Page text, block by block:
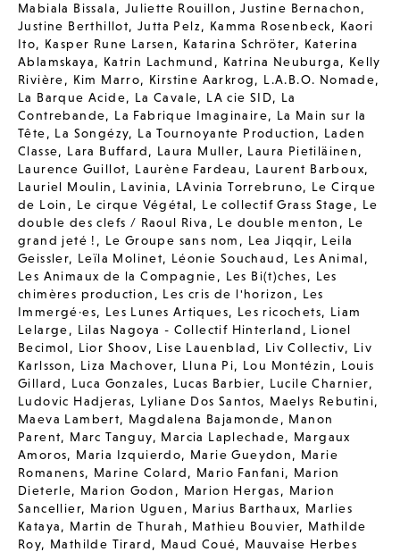
Mabiala Bissala, Juliette Rouillon ,Justine Bernachon,
Justine Berthillot,Jutta Pelz, Kamma Rosenbeck, Kaori
Ito, Kasper Rune Larsen, Katarina Schröter, Katerina
Ablamskaya, Katrin Lachmund , Katrina Neuburga, Kelly
Rivière, Kim Marro, Kirstine Aarkrog, L.A.B.O. Nomade,
La Barque Acide, La Cavale, LA cie SID, La
Contrebande, La Fabrique Imaginaire, La Main sur la
Tête, La Songézy, La Tournoyante Production, Laden
Classe, Lara Buffard, Laura Muller, Laura Pietiläinen,
Laurence Guillot, Laurène Fardeau, Laurent Barboux,
Lauriel Moulin , Lavinia, LAvinia Torrebruno, Le Cirque
de Loin , Le cirque Végétal, Le collectif Grass Stage, Le
double des clefs / Raoul Riva , Le double menton , Le
grand jeté ! , Le Groupe sans nom , Lea Jiqqir, Leila
Geissler, Leïla Molinet, Léonie Souchaud, Les Animal,
Les Animaux de la Compagnie, Les Bi(t)ches, Les
chimères production , Les cris de l'horizon , Les
Immergé·es, Les Lunes Artiques, Les ricochets, Liam
Lelarge, Lilas Nagoya - Collectif Hinterland , Lionel
Becimol, Lior Shoov, Lise Lauenblad, Liv Collectiv, Liv
Karlsson, Liza Machover, Lluna Pi, Lou Montézin , Louis
Gillard , Luca Gonzales, Lucas Barbier, Lucile Charnier,
Ludovic Hadjeras, Lyliane Dos Santos, Maelys Rebutini,
Maeva Lambert, Magdalena Bajamonde, Manon
Parent, Marc Tanguy, Marcia Laplechade, Margaux
Amoros, Maria Izquierdo, Marie Gueydon, Marie
Romanens, Marine Colard, Mario Fanfani, Marion
Dieterle, Marion Godon , Marion Hergas, Marion
Sancellier, Marion Uguen , Marius Barthaux, Marlies
Kataya, Martin de Thurah , Mathieu Bouvier, Mathilde
Roy, Mathilde Tirard, Maud Coué, Mauvaise Herbes